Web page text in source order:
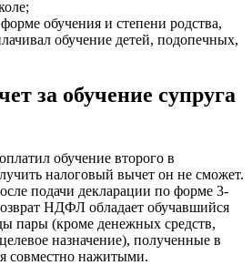
обучения и степени родства,
обучение детей, подопечных,
за обучение супруга
обучение второго в
налоговый вычет он не сможет.
подачи декларации по форме 3-
НДФЛ обладает обучавшийся
пары (кроме денежных средств,
назначение), полученные в
совместно нажитыми.